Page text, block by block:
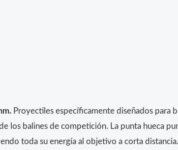
Proyectiles específicamente diseñados para
los balines de competición. La punta hueca
toda su energía al objetivo a corta distancia.